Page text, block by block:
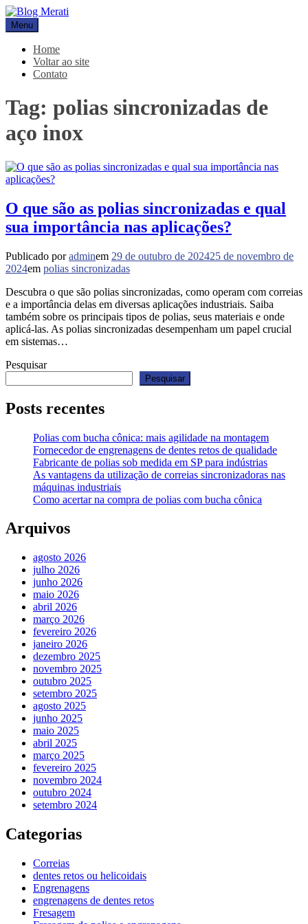
Pular
para
o
conteúdo
Blog Merati
Líder na fabricação de peças para Indústrias
Menu
Home
Voltar ao site
Contato
Tag: polias sincronizadas de
aço inox
O que são as polias sincronizadas e qual
sua importância nas aplicações?
Publicado poradminem 29 de outubro de 202425 de novembro de
2024em polias sincronizadas
Descubra o que são polias sincronizadas, como operam com correias
e a importância delas em diversas aplicações industriais. Saiba
também sobre os principais tipos de polias, seus materiais e onde
aplicá-las. As polias sincronizadas desempenham um papel crucial
em sistemas…
Pesquisar
Pesquisar
Posts recentes
Polias com bucha cônica: mais agilidade na montagem
Fornecedor de engrenagens de dentes retos de qualidade
Fabricante de polias sob medida em SP para indústrias
As vantagens da utilização de correias sincronizadoras nas
máquinas industriais
Como acertar na compra de polias com bucha cônica
Arquivos
agosto 2026
julho 2026
junho 2026
maio 2026
abril 2026
março 2026
fevereiro 2026
janeiro 2026
dezembro 2025
novembro 2025
outubro 2025
setembro 2025
agosto 2025
junho 2025
maio 2025
abril 2025
março 2025
fevereiro 2025
novembro 2024
outubro 2024
setembro 2024
Categorias
Correias
dentes retos ou helicoidais
Engrenagens
engrenagens de dentes retos
Fresagem